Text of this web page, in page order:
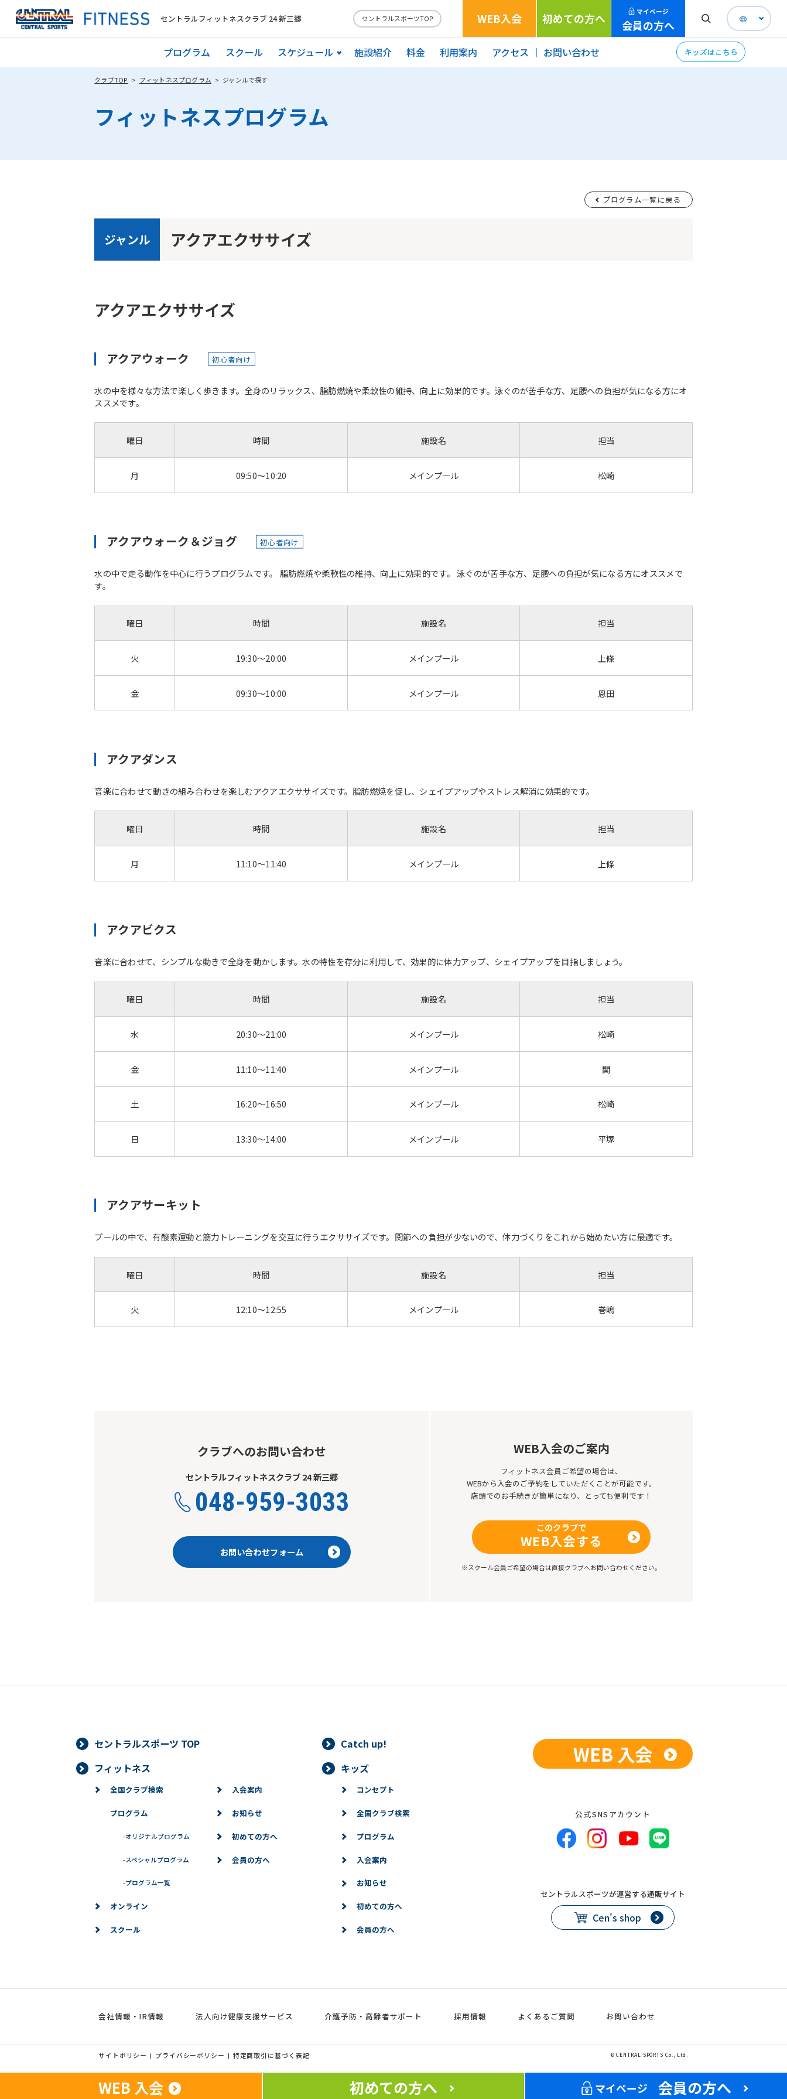
セントラルフィットネスクラブ 24 新三郷 セントラルスポーツTOP WEB入会 初めての方へ マイページ
会員の方へ
プログラム スクール スケジュール 施設紹介 料金 利用案内 アクセス お問い合わせ キッズはこちら
クラブTOP フィットネスプログラム ジャンルで探す
フィットネスプログラム
プログラム一覧に戻る
ジャンル アクアエクササイズ
アクアエクササイズ
アクアウォーク 初心者向け
水の中を様々な方法で楽しく歩きます。全身のリラックス、脂肪燃焼や柔軟性の維持、向上に効果的です。泳ぐのが苦手な方、足腰への負担が気になる方にオ
ススメです。
曜日
月
時間
09:50～10:20
施設名
メインプール
担当
松崎
アクアウォーク＆ジョグ 初心者向け
水の中で走る動作を中心に行うプログラムです。 脂肪燃焼や柔軟性の維持、向上に効果的です。 泳ぐのが苦手な方、足腰への負担が気になる方にオススメで
す。
曜日
火
時間
19:30～20:00
施設名
メインプール
担当
上條
金 09:30～10:00 メインプール 恩田
アクアダンス
音楽に合わせて動きの組み合わせを楽しむアクアエクササイズです。脂肪燃焼を促し、シェイプアップやストレス解消に効果的です。
曜日
月
時間
11:10～11:40
施設名
メインプール
担当
上條
アクアビクス
音楽に合わせて、シンプルな動きで全身を動かします。水の特性を存分に利用して、効果的に体力アップ、シェイプアップを目指しましょう。
曜日
水
時間
20:30～21:00
施設名
メインプール
担当
松崎
金 11:10～11:40 メインプール 関
土 16:20～16:50 メインプール 松崎
日 13:30～14:00 メインプール 平塚
アクアサーキット
プールの中で、有酸素運動と筋力トレーニングを交互に行うエクササイズです。関節への負担が少ないので、体力づくりをこれから始めたい方に最適です。
曜日
火
時間
12:10～12:55
施設名
メインプール
担当
巻嶋
クラブへのお問い合わせ
セントラルフィットネスクラブ 24 新三郷
048-959-3033
お問い合わせフォーム
WEB入会のご案内
フィットネス会員ご希望の場合は、
WEBから入会のご予約をしていただくことが可能です。
店頭でのお手続きが簡単になり、とっても便利です！
このクラブで
WEB入会する
※スクール会員ご希望の場合は直接クラブへお問い合わせください。
For foreigners
automatically translated into
English. Click the link below (start
automatic translation) to return to
However, if you use an automatic
translation service, the Japanese
version of this website will be
translated mechanically, so it may
not be an accurate translation.
fully understand this before using
セントラルスポーツ TOP
Catch up!
フィットネス
全国クラブ検索
プログラム
-オリジナルプログラム
-スペシャルプログラム
-プログラム一覧
オンライン
スクール
入会案内
お知らせ
初めての方へ
会員の方へ
キッズ
コンセプト
全国クラブ検索
プログラム
入会案内
お知らせ
初めての方へ
会員の方へ
WEB 入会
公式SNSアカウント
セントラルスポーツが運営する通販サイト
Cen's shop
会社情報・IR情報 法人向け健康支援サービス 介護予防・高齢者サポート 採用情報 よくあるご質問 お問い合わせ
サイトポリシー | プライバシーポリシー | 特定商取引に基づく表記 © CENTRAL SPORTS Co., Ltd.
WEB 入会 初めての方へ マイページ 会員の方へ